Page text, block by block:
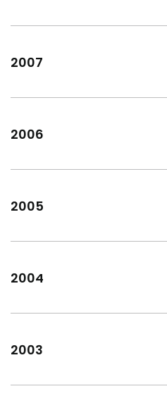
2007
2006
2005
2004
2003